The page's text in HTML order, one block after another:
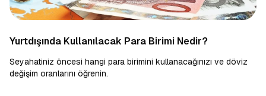
Yurtdışında Kullanılacak Para Birimi Nedir?
Seyahatiniz öncesi hangi para birimini kullanacağınızı ve döviz
değişim oranlarını öğrenin.